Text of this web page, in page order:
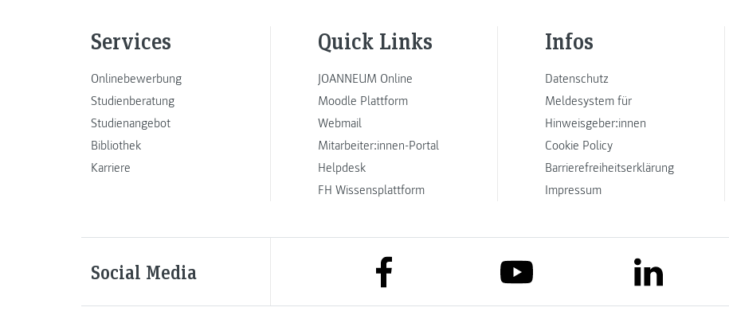
Services
Onlinebewerbung
Studienberatung
Studienangebot
Bibliothek
Karriere
Quick Links
JOANNEUM Online
Moodle Plattform
Webmail
Mitarbeiter:innen-Portal
Helpdesk
FH Wissensplattform
Infos
Datenschutz
Meldesystem für
Hinweisgeber:innen
Cookie Policy
Barrierefreiheitserklärung
Impressum
Social Media link to facebook link to youtube link to linkedin